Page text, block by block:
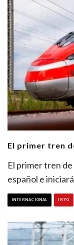
El primer tren
El primer tren
español e
INTERNACIONAL IRYO